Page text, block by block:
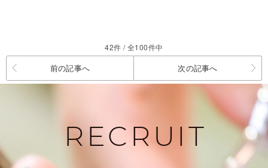
42件 / 全100件中
前の記事へ 次の記事へ
RECRUIT